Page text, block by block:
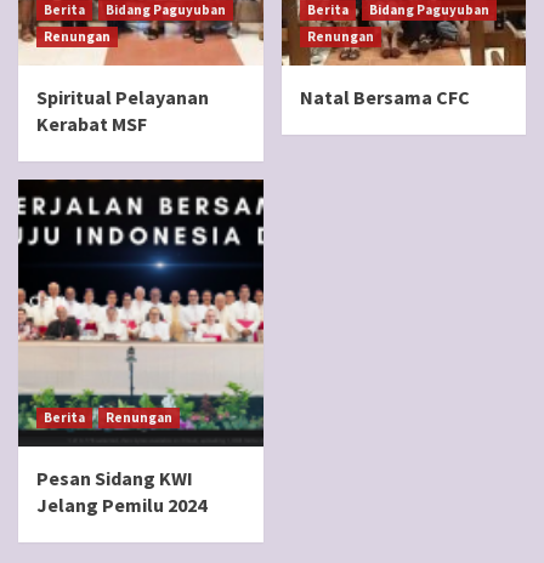
Berita
Bidang Paguyuban
Renungan
Spiritual Pelayanan
Kerabat MSF
Berita
Bidang Paguyuban
Renungan
Natal Bersama CFC
Berita Renungan
Pesan Sidang KWI
Jelang Pemilu 2024